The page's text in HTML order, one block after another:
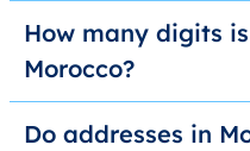
How many digits
Morocco?
Do addresses in